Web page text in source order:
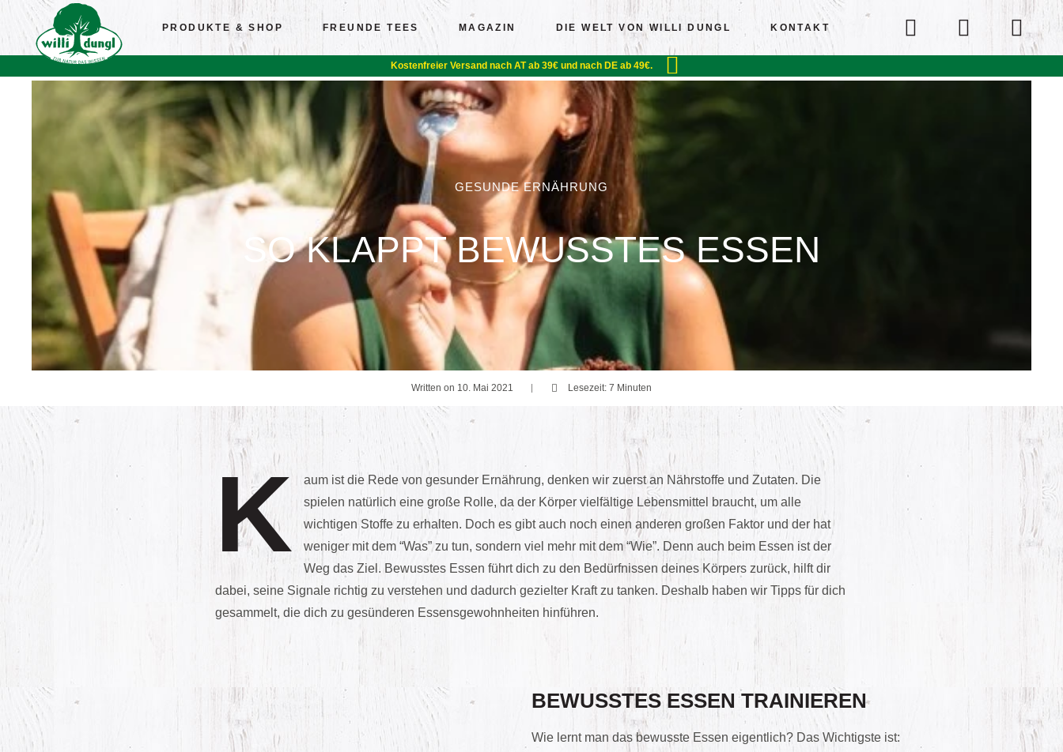
PRODUKTE & SHOP FREUNDE TEES MAGAZIN DIE WELT VON WILLI DUNGL KONTAKT
Kostenfreier Versand nach AT ab 39€ und nach DE ab 49€.
GESUNDE ERNÄHRUNG
SO KLAPPT BEWUSSTES ESSEN
Written on 10. Mai 2021 Lesezeit: 7 Minuten
K
aum ist die Rede von gesunder Ernährung, denken wir zuerst an Nährstoffe und Zutaten. Die
spielen natürlich eine große Rolle, da der Körper vielfältige Lebensmittel braucht, um alle
wichtigen Stoffe zu erhalten. Doch es gibt auch noch einen anderen großen Faktor und der hat
weniger mit dem “Was” zu tun, sondern viel mehr mit dem “Wie”. Denn auch beim Essen ist der
Weg das Ziel. Bewusstes Essen führt dich zu den Bedürfnissen deines Körpers zurück, hilft dir
dabei, seine Signale richtig zu verstehen und dadurch gezielter Kraft zu tanken. Deshalb haben wir Tipps für dich
gesammelt, die dich zu gesünderen Essensgewohnheiten hinführen.
BEWUSSTES ESSEN TRAINIEREN
Wie lernt man das bewusste Essen eigentlich? Das Wichtigste ist: